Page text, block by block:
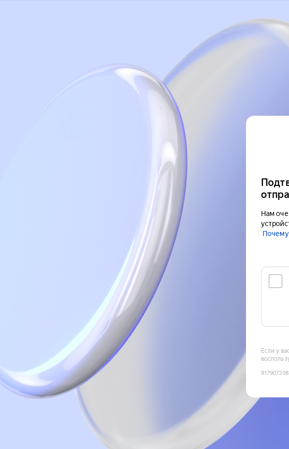
Нам
Почему
Если у